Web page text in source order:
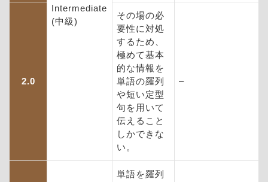
Intermediate
(中級)
2.0
その場の必
要性に対処
するため、
極めて基本
的な情報を
単語の羅列
や短い定型
句を用いて
伝えること
しかできな
い。
–
単語を羅列